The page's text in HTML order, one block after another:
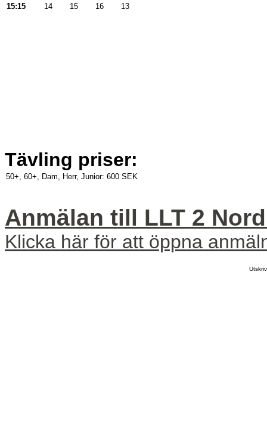
15:15
14 15 16 13
Tävling priser:
50+, 60+, Dam, Herr, Junior: 600 SEK
Anmälan till LLT 2
Klicka här för att öppna